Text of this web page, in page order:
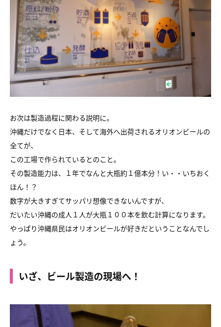
お次は製造過程に関わる説明に。
沖縄だけでなく日本、そして海外へ出荷されるオリオンビールの
全てが、
この工場で作られているとのこと。
その製造能力は、１年でなんと大瓶約１億本分！い・・いちおく
ほん！？
数字が大きすぎてサッパリ想像できないんですが、
だいたい沖縄の成人１人が大瓶１００本を飲む計算になります。
やっぱり沖縄県民はオリオンビールが好きだということなんでし
ょう。
いざ、ビール製造の現場へ！